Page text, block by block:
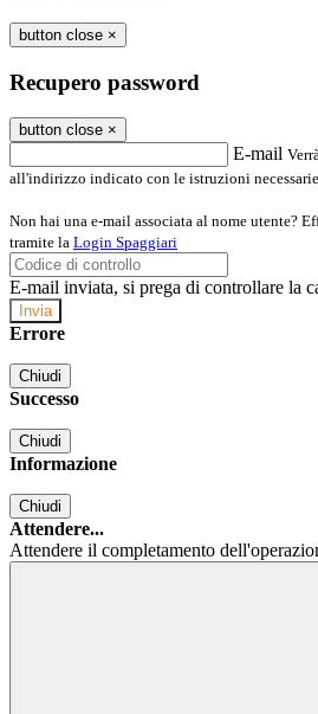
button close ×
Recupero password
button close ×
E-mail
all'indirizzo indicato con le istruzioni
Non hai una e-mail associata al nome utente?
tramite la Login Spaggiari
E-mail inviata, si prega di controllare la
Errore
Chiudi
Successo
Chiudi
Informazione
Chiudi
Attendere...
Attendere il completamento